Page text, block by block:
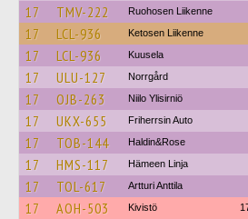
17 TMV-222 Ruohosen Liikenne
17 LCL-936 Ketosen Liikenne
17 LCL-936 Kuusela
17 ULU-127 Norrgård
17 OJB-263 Niilo Ylisirniö
17 UKX-655 Friherrsin Auto
17 TOB-144 Haldin&Rose
17 HMS-117 Hämeen Linja
17 TOL-617 Artturi Anttila
17 AOH-503 Kivistö